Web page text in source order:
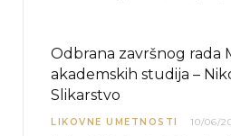
Odbrana završnog rada
akademskih studija –
Slikarstvo
LIKOVNE UMETNOSTI 10/06/